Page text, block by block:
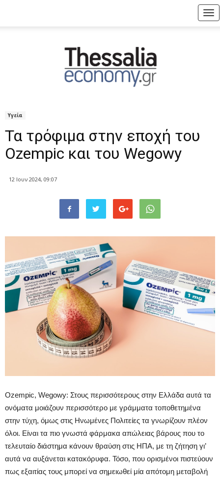
Υγεία
Τα τρόφιμα στην εποχή του
Ozempic και του Wegowy
12 Ιουν 2024, 09:07
Ozempic, Wegowy: Στους περισσότερους στην Ελλάδα αυτά τα
ονόματα μοιάζουν περισσότερο με γράμματα τοποθετημένα
στην τύχη, όμως στις Ηνωμένες Πολιτείες τα γνωρίζουν πλέον
όλοι. Είναι τα πιο γνωστά φάρμακα απώλειας βάρους που το
τελευταίο διάστημα κάνουν θραύση στις ΗΠΑ, με τη ζήτηση γι’
αυτά να αυξάνεται κατακόρυφα. Τόσο, που ορισμένοι πιστεύουν
πως εξαιτίας τους μπορεί να σημειωθεί μία απότομη μεταβολή